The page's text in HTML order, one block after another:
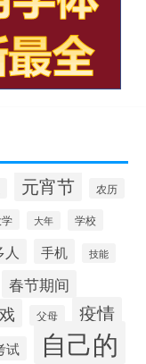
元宵节 农历
大年 学校
手机 技能
春节期间
父母 疫情
试 自己的